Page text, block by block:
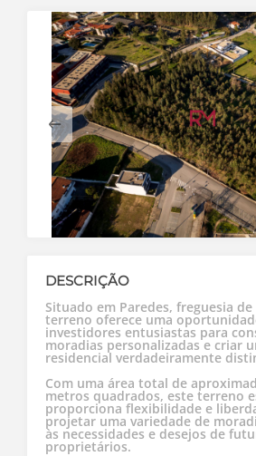
DESCRIÇÃO
Situado em Paredes, freguesia
terreno oferece uma
investidores entusiastas para
moradias personalizadas e criar
residencial verdadeiramente
Com uma área total de
metros quadrados, este terreno
proporciona flexibilidade e
projetar uma variedade de
às necessidades e desejos de
proprietários.